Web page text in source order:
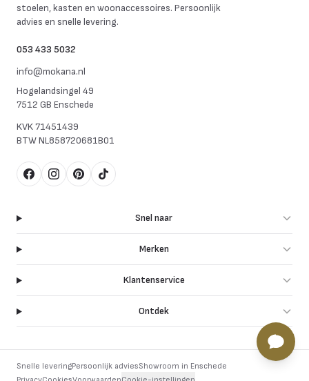
stoelen, kasten en woonaccessoires. Persoonlijk
advies en snelle levering.
053 433 5032
info@mokana.nl
Hogelandsingel 49
7512 GB Enschede
KVK71451439
BTWNL858720681B01
FacebookInstagram
Pinterest
TikTok
Snel naar
Merken
Klantenservice
Ontdek
Snelle leveringPersoonlijk adviesShowroom in Enschede